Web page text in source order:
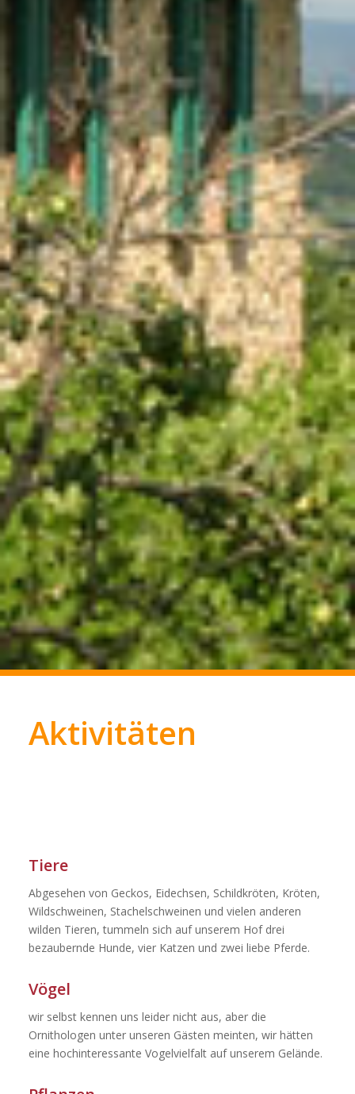
Aktivitäten
Tiere
Abgesehen von Geckos, Eidechsen, Schildkröten, Kröten,
Wildschweinen, Stachelschweinen und vielen anderen
wilden Tieren, tummeln sich auf unserem Hof drei
bezaubernde Hunde, vier Katzen und zwei liebe Pferde.
Vögel
wir selbst kennen uns leider nicht aus, aber die
Ornithologen unter unseren Gästen meinten, wir hätten
eine hochinteressante Vogelvielfalt auf unserem Gelände.